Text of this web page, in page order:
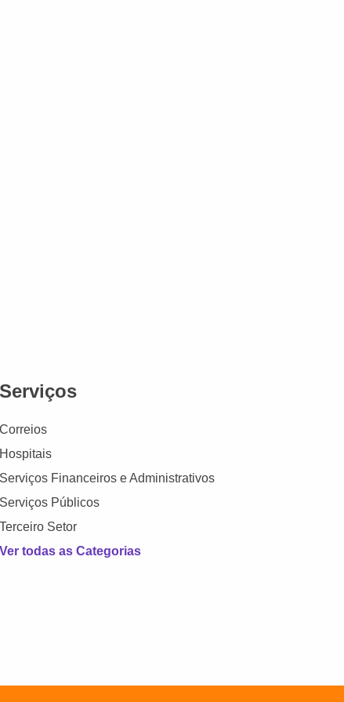
Serviços
Correios
Hospitais
Serviços Financeiros e Administrativos
Serviços Públicos
Terceiro Setor
Ver todas as Categorias